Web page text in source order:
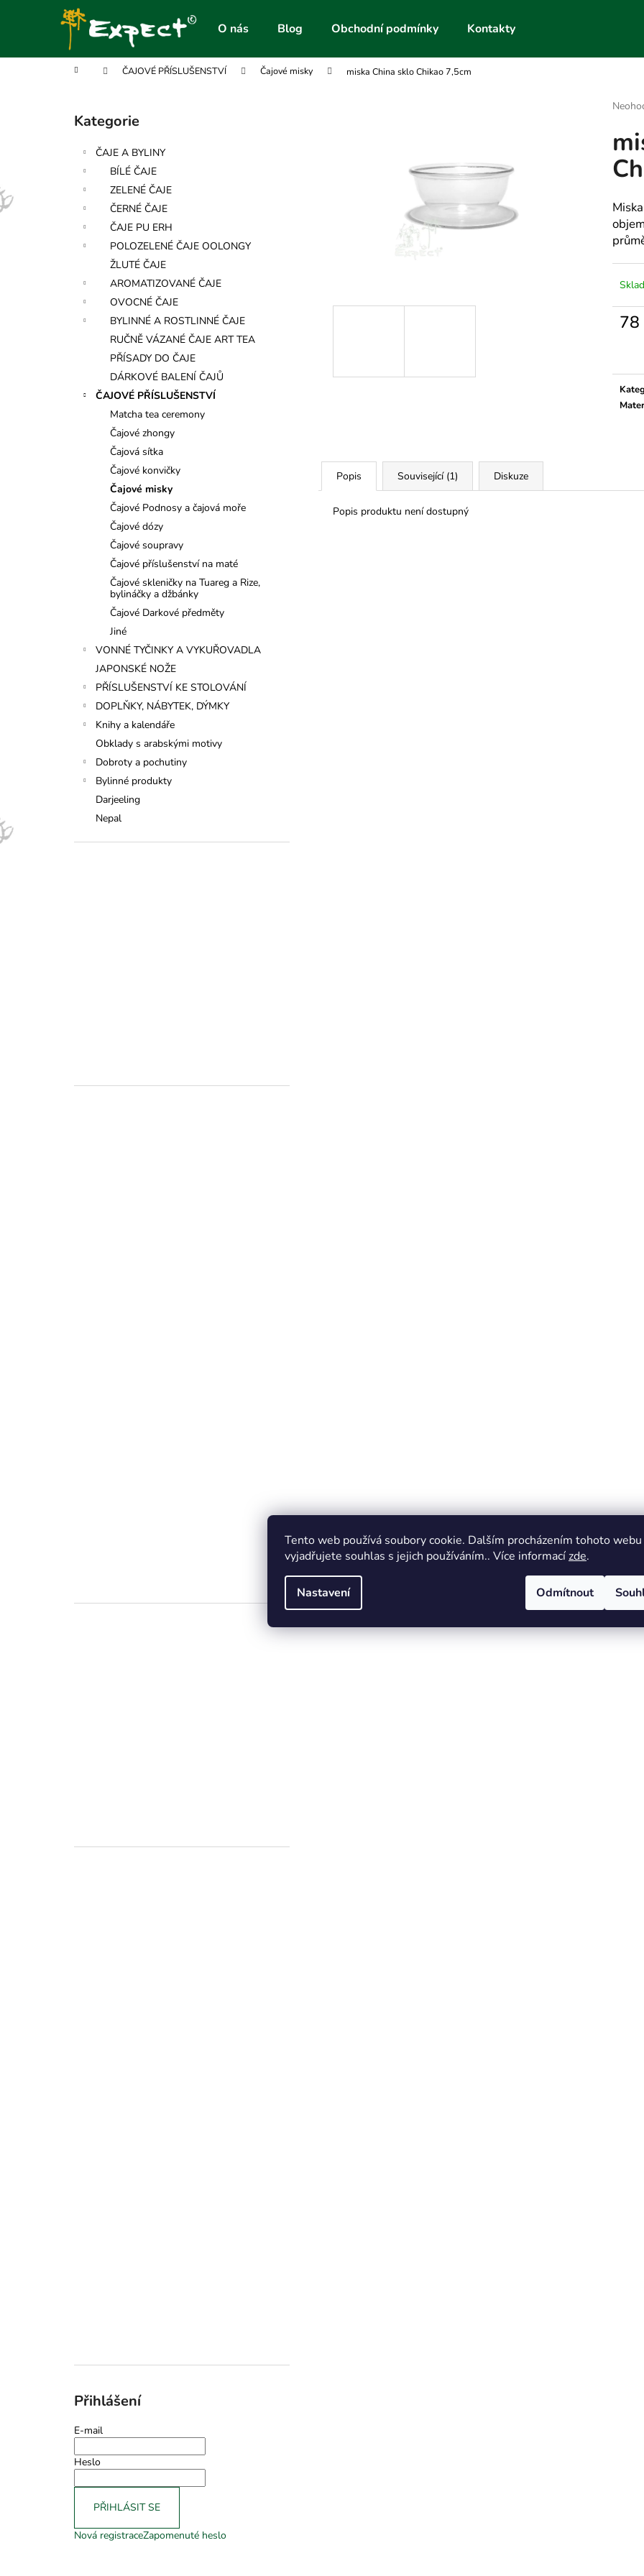
Tento web používá soubory cookie. Dalším procházením tohoto webu
vyjadřujete souhlas s jejich používáním.. Více informacízde.
Nastavení Odmítnout
O nás Blog Obchodní podmínky Kontakty
Domů ČAJOVÉ PŘÍSLUŠENSTVÍ Čajové misky miska China sklo Chikao 7,5cm
Přeskočit
kategorie
Kategorie
ČAJE A BYLINY
BÍLÉ ČAJE
ZELENÉ ČAJE
ČERNÉ ČAJE
ČAJE PU ERH
POLOZELENÉ ČAJE OOLONGY
ŽLUTÉ ČAJE
AROMATIZOVANÉ ČAJE
OVOCNÉ ČAJE
BYLINNÉ A ROSTLINNÉ ČAJE
RUČNĚ VÁZANÉ ČAJE ART TEA
PŘÍSADY DO ČAJE
DÁRKOVÉ BALENÍ ČAJŮ
ČAJOVÉ PŘÍSLUŠENSTVÍ
Matcha tea ceremony
Čajové zhongy
Čajová sítka
Čajové konvičky
Čajové misky
Čajové Podnosy a čajová moře
Čajové dózy
Čajové soupravy
Čajové příslušenství na maté
Čajové skleničky na Tuareg a Rize,
bylináčky a džbánky
Čajové Darkové předměty
Jiné
VONNÉ TYČINKY A VYKUŘOVADLA
JAPONSKÉ NOŽE
PŘÍSLUŠENSTVÍ KE STOLOVÁNÍ
DOPLŇKY, NÁBYTEK, DÝMKY
Knihy a kalendáře
Obklady s arabskými motivy
Dobroty a pochutiny
Bylinné produkty
Darjeeling
Nepal
Přihlášení
E-mail
Heslo
PŘIHLÁSIT SE
Nová registraceZapomenuté heslo
je
0,0
z
78
Popis Související (1) Diskuze
Popis produktu není dostupný
í
Zpět
do
Zpět
do
Co potřebujete najít?
Doporučujeme